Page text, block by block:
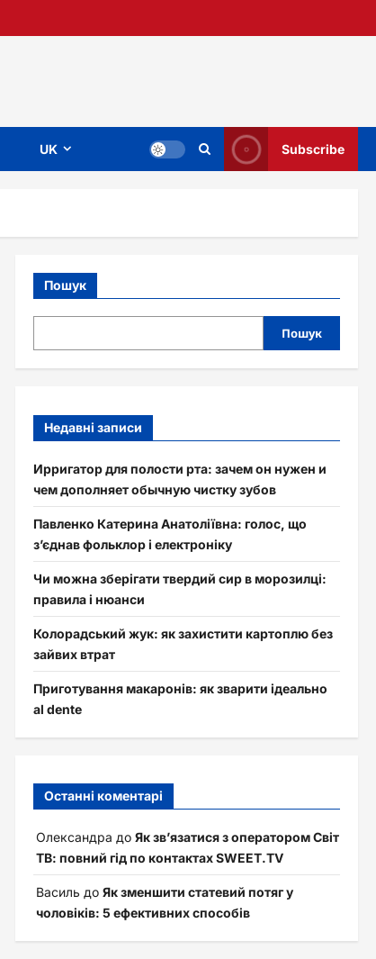
UK Subscribe
Пошук
Пошук
Недавні записи
Ирригатор для полости рта: зачем он нужен и
чем дополняет обычную чистку зубов
Павленко Катерина Анатоліївна: голос, що
з’єднав фольклор і електроніку
Чи можна зберігати твердий сир в морозилці:
правила і нюанси
Колорадський жук: як захистити картоплю без
зайвих втрат
Приготування макаронів: як зварити ідеально
al dente
Останні коментарі
Олександра до Як зв’язатися з оператором Світ
ТВ: повний гід по контактах SWEET.TV
Василь до Як зменшити статевий потяг у
чоловіків: 5 ефективних способів